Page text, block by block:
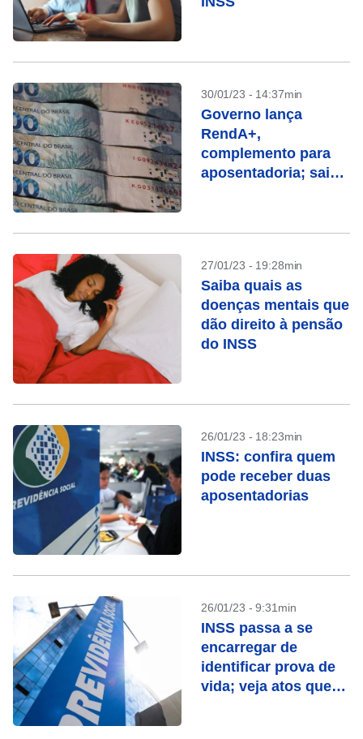
30/01/23 - 14:37min
Governo lança
RendA+,
complemento para
aposentadoria; saiba
27/01/23 - 19:28min
Saiba quais as
doenças mentais que
dão direito à pensão
do INSS
26/01/23 - 18:23min
INSS: confira quem
pode receber duas
aposentadorias
26/01/23 - 9:31min
INSS passa a se
encarregar de
identificar prova de
vida; veja atos que